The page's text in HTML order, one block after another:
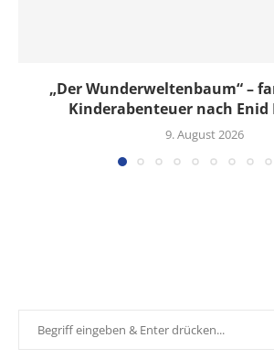
„Der Wunderweltenbaum“ –
Kinderabenteuer nach Enid
9. August 2026